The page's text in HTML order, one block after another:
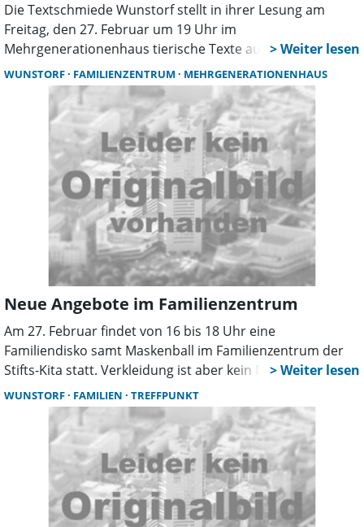
Die Textschmiede Wunstorf stellt in ihrer Lesung am
Freitag, den 27. Februar um 19 Uhr im
Mehrgenerationenhaus tierische Texte aus eigenen
Federn vor. Die Veranstaltung wird außerdem musikalisch
begleitet.
WUNSTORF FAMILIENZENTRUM MEHRGENERATIONENHAUS
Neue Angebote im Familienzentrum
Am 27. Februar findet von 16 bis 18 Uhr eine
Familiendisko samt Maskenball im Familienzentrum der
Stifts-Kita statt. Verkleidung ist aber kein Muss. Im
Vordergrund soll der Spaß stehen. Jeden zweiten Freitag
im Monat findet von 16.15 bis 17.45 Uhr ein Familientreff
für Kinder zwischen 3 und 8 Jahren mit ihren Eltern,
Großeltern und Geschwistern im Mehrgenerationenhaus,
Bäckerstraße 6 in Wunstorf statt.
WUNSTORF FAMILIEN TREFFPUNKT